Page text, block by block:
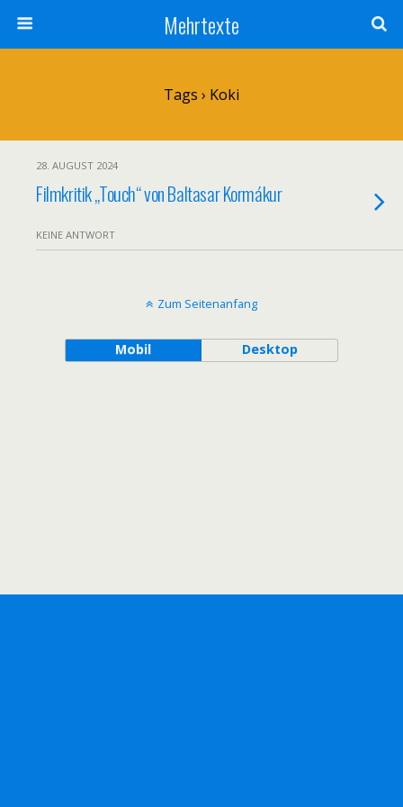
Mehrtexte
Tags › Koki
28. AUGUST 2024
Filmkritik „Touch“ von Baltasar Kormákur
KEINE ANTWORT
Zum Seitenanfang
Mobil Desktop